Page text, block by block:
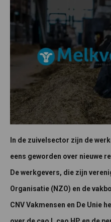
In de zuivelsector zijn de
eens geworden over nieuwe
De werkgevers, die zijn
Organisatie (NZO) en de
CNV Vakmensen en De Unie